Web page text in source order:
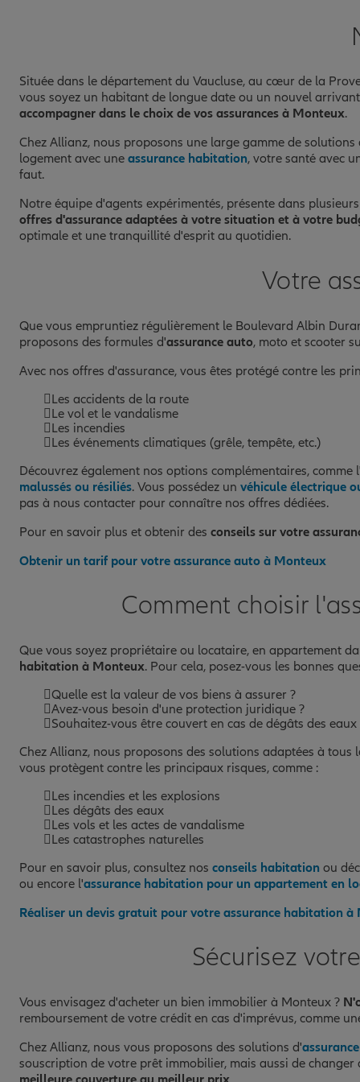
Voir
Située dans le département du Vaucluse, au cœur de la
vous soyez un habitant de longue date ou un nouvel
accompagner dans le choix de vos assurances à Monteux.
Chez Allianz, nous proposons une large gamme de
logement avec une assurance habitation, votre santé avec
faut.
Notre équipe d'agents expérimentés, présente dans
offres d'assurance adaptées à votre situation et à votre
optimale et une tranquillité d'esprit au quotidien.
Votre
Que vous empruntiez régulièrement le Boulevard Albin
proposons des formules d'assurance auto, moto et scooter
Avec nos offres d'assurance, vous êtes protégé contre les
Les accidents de la route
Le vol et le vandalisme
Les incendies
Les événements climatiques (grêle, tempête, etc.)
Découvrez également nos options complémentaires, comme l'
malussés ou résiliés. Vous possédez un véhicule électrique
pas à nous contacter pour connaître nos offres dédiées.
Pour en savoir plus et obtenir des conseils sur votre
Obtenir un tarif pour votre assurance auto à Monteux
Comment choisir
Que vous soyez propriétaire ou locataire, en appartement
habitation à Monteux. Pour cela, posez-vous les bonnes
Quelle est la valeur de vos biens à assurer ?
Avez-vous besoin d'une protection juridique ?
Souhaitez-vous être couvert en cas de dégâts des
Chez Allianz, nous proposons des solutions adaptées à
vous protègent contre les principaux risques, comme :
Les incendies et les explosions
Les dégâts des eaux
Les vols et les actes de vandalisme
Les catastrophes naturelles
Pour en savoir plus, consultez nos conseils habitation ou
ou encore l'assurance habitation pour un appartement en
Réaliser un devis gratuit pour votre assurance habitation à
Sécurisez
Vous envisagez d'acheter un bien immobilier à Monteux ?
remboursement de votre crédit en cas d'imprévus, comme
Chez Allianz, nous vous proposons des solutions d'
souscription de votre prêt immobilier, mais aussi de